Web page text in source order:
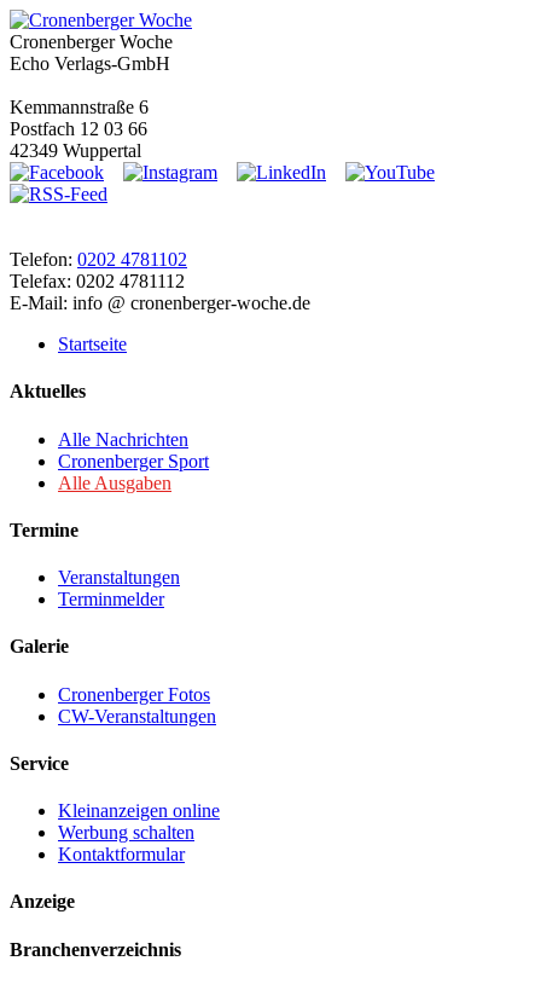
Cronenberger Woche
Echo Verlags-GmbH
Kemmannstraße 6
Postfach 12 03 66
42349 Wuppertal
Telefon: 0202 4781102
Telefax: 0202 4781112
E-Mail: info @ cronenberger-woche.de
Startseite
Aktuelles
Alle Nachrichten
Cronenberger Sport
Alle Ausgaben
Termine
Veranstaltungen
Terminmelder
Galerie
Cronenberger Fotos
CW-Veranstaltungen
Service
Kleinanzeigen online
Werbung schalten
Kontaktformular
Anzeige
Branchenverzeichnis